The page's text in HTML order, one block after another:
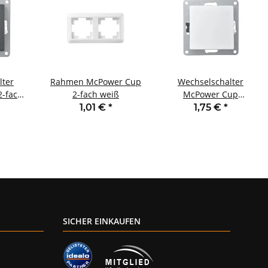
fach
Rahmen McPower Cup
2-fach weiß
1,01 € *
Wechselschalter
McPower Cup
250V~/10A UP weiß
1,75 € *
SICHER EINKAUFEN